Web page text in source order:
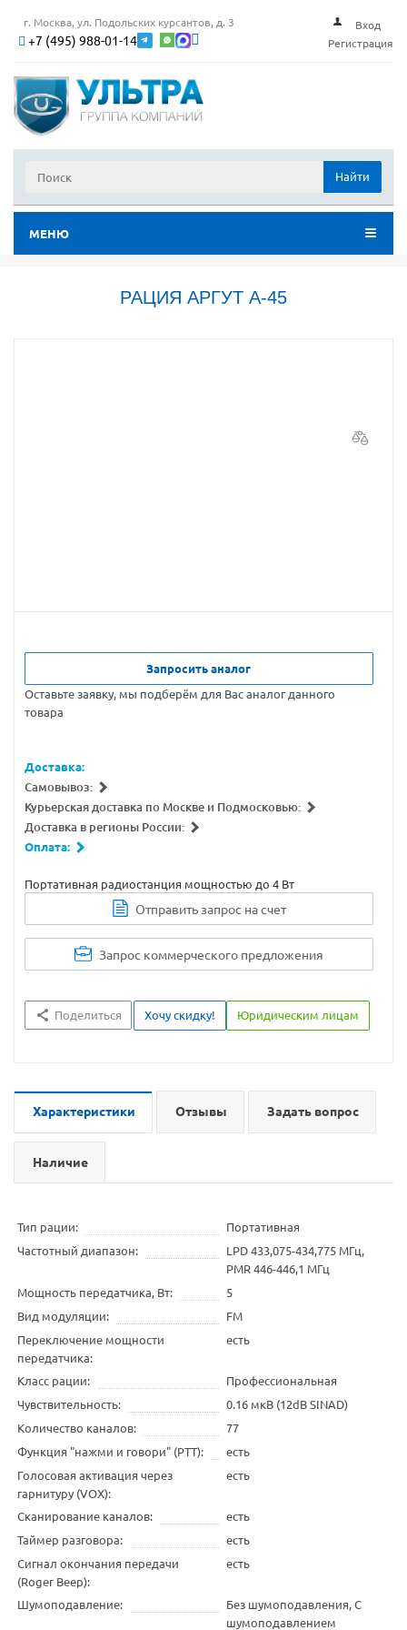
г. Москва, ул. Подольских курсантов, д. 3
+7 (495) 988-01-14
Вход
Регистрация
Найти
МЕНЮ
РАЦИЯ АРГУТ А-45
Запросить аналог
Оставьте заявку, мы подберём для Вас аналог данного
товара
Доставка:
Самовывоз:
Курьерская доставка по Москве и Подмосковью:
Доставка в регионы России:
Оплата:
Портативная радиостанция мощностью до 4 Вт
Отправить запрос на счет
Запрос коммерческого предложения
Поделиться Хочу скидку! Юридическим лицам
Характеристики Отзывы Задать вопрос
Наличие
Тип рации
Портативная
Частотный диапазон
LPD 433,075-434,775 МГц,
PMR 446-446,1 МГц
Мощность передатчика, Вт
5
Вид модуляции
FM
Переключение мощности
передатчика
есть
Класс рации
Профессиональная
Чувствительность
0.16 мкВ (12dB SINAD)
Количество каналов
77
Функция "нажми и говори" (PTT)
есть
Голосовая активация через
гарнитуру (VOX)
есть
Сканирование каналов
есть
Таймер разговора
есть
Сигнал окончания передачи
(Roger Beep)
есть
Шумоподавление
Без шумоподавления, С
шумоподавлением